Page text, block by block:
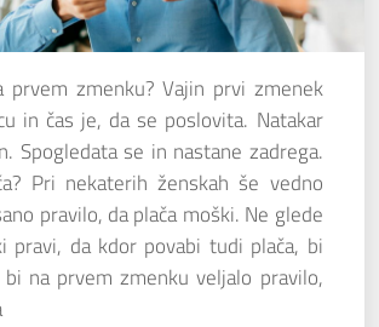
prvem zmenku? Vajin prvi zmenek
in čas je, da se poslovita. Natakar
Spogledata se in nastane zadrega.
Pri nekaterih ženskah še vedno
pravilo, da plača moški. Ne glede
pravi, da kdor povabi tudi plača, bi
na prvem zmenku veljalo pravilo,